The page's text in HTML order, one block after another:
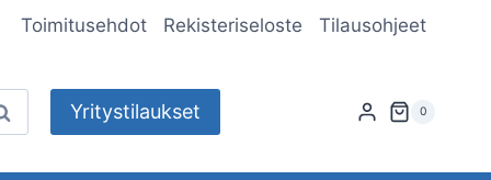
Toimitusehdot Rekisteriseloste Tilausohjeet
Yritystilaukset 0